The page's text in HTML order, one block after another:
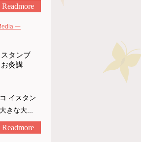
Readmore
一
タンブ
灸講
イスタン
きな大...
Readmore